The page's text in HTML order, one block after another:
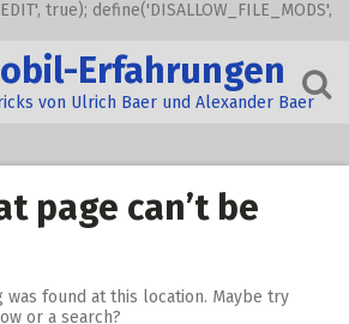
true); define('DISALLOW_FILE_MODS',
Erfahrungen
von Ulrich Baer und Alexander Baer
page can’t be
found at this location. Maybe try
or a search?